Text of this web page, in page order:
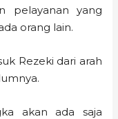
pelayanan yang
orang lain.
Rezeki dari arah
akan ada saja